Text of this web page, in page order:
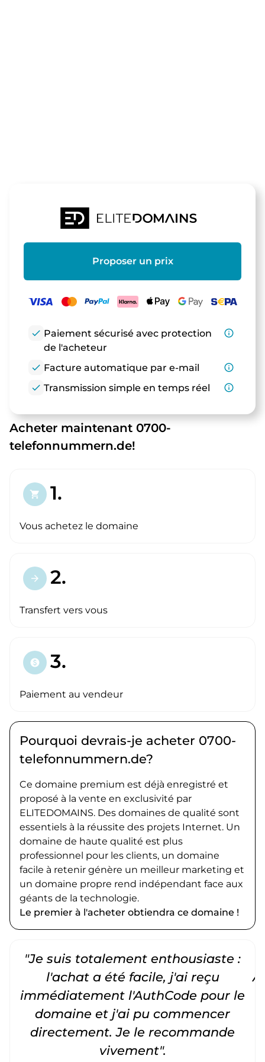
Proposer un prix
check Paiement sécurisé avec protection
de l'acheteur
info_outline
check Facture automatique par e-mail
info_outline
check Transmission simple en temps réel info_outline
Acheter maintenant 0700-
telefonnummern.de!
shopping_cart 1.
Vous achetez le domaine
arrow_forward 2.
Transfert vers vous
paid 3.
Paiement au vendeur
Pourquoi devrais-je acheter 0700-
telefonnummern.de?
Ce domaine premium est déjà enregistré et
proposé à la vente en exclusivité par
ELITEDOMAINS. Des domaines de qualité sont
essentiels à la réussite des projets Internet. Un
domaine de haute qualité est plus
professionnel pour les clients, un domaine
facile à retenir génère un meilleur marketing et
un domaine propre rend indépendant face aux
géants de la technologie.
Le premier à l'acheter obtiendra ce domaine !
"Je suis totalement enthousiaste :
l'achat a été facile, j'ai reçu
immédiatement l'AuthCode pour le
domaine et j'ai pu commencer
directement. Je le recommande
vivement".